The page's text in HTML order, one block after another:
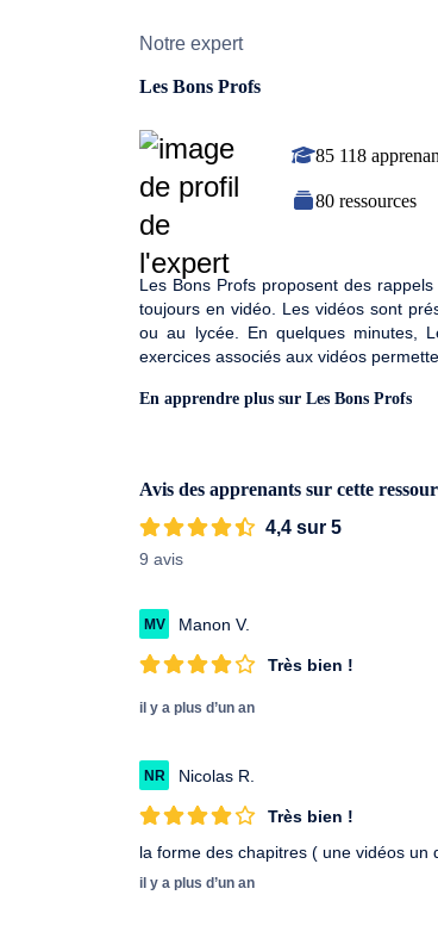
Notre expert
Les Bons Profs
85 118
80 ressources
Les Bons Profs proposent des
toujours en vidéo. Les vidéos sont
ou au lycée. En quelques minutes,
exercices associés aux vidéos
En apprendre plus sur Les Bons Profs
Avis des apprenants sur cette
4,4 sur 5
9 avis
MV Manon V.
Très bien !
il y a plus d’un an
NR Nicolas R.
Très bien !
la forme des chapitres ( une vidéos un
il y a plus d’un an